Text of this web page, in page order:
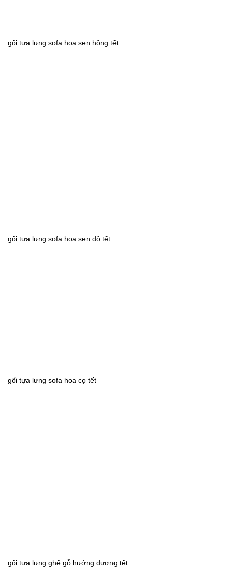
gối tựa lưng sofa hoa sen hồng tết
gối tựa lưng sofa hoa sen đỏ tết
gối tựa lưng sofa hoa cọ tết
gối tựa lưng ghế gỗ hướng dương tết